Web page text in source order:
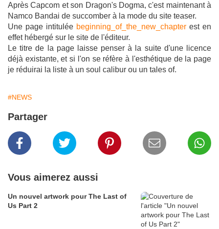
Après Capcom et son Dragon's Dogma, c'est maintenant à
Namco Bandai de succomber à la mode du site teaser.
Une page intitulée beginning_of_the_new_chapter est en
effet hébergé sur le site de l'éditeur.
Le titre de la page laisse penser à la suite d'une licence
déjà existante, et si l'on se réfère à l'esthétique de la page
je réduirai la liste à un soul calibur ou un tales of.
#NEWS
Partager
Vous aimerez aussi
Un nouvel artwork pour The Last of
Us Part 2